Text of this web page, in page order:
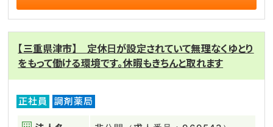
【三重県津市】 定休日が設定されていて無理なくゆとり
をもって働ける環境です。休暇もきちんと取れます
正社員 調剤薬局